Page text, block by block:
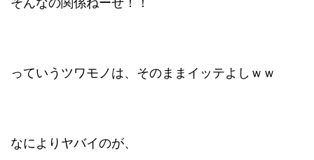
っていうツワモノは、そのままイッテよしｗｗ
なによりヤバイのが、